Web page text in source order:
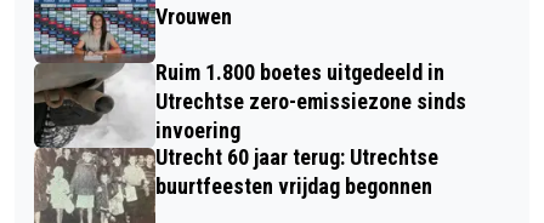
Vrouwen
Ruim 1.800 boetes uitgedeeld in
Utrechtse zero-emissiezone sinds
invoering
Utrecht 60 jaar terug: Utrechtse
buurtfeesten vrijdag begonnen